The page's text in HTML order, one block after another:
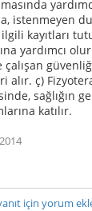
istenmeyen
kayıtları
yardımcı
çalışan
alır. ç)
sağlığın
katılır.
için yorum